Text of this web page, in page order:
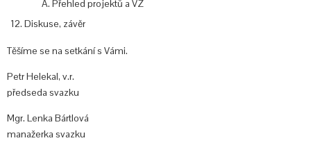
Přehled projektů a VZ
Diskuse, závěr
Těšíme se na setkání s Vámi.
Petr Helekal, v.r.
předseda svazku
Mgr. Lenka Bártlová
manažerka svazku